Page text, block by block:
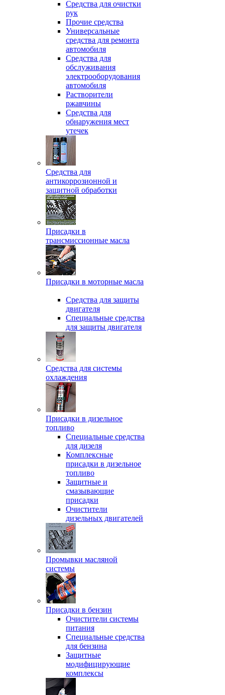
Средства для очистки
рук
Прочие средства
Универсальные
средства для ремонта
автомобиля
Средства для
обслуживания
электрооборудования
автомобиля
Растворители
ржавчины
Средства для
обнаружения мест
утечек
Средства для
антикоррозионной и
защитной обработки
Присадки в
трансмиссионные масла
Присадки в моторные масла
Средства для защиты
двигателя
Специальныe средства
для защиты двигателя
Средства для системы
охлаждения
Присадки в дизельное
топливо
Спeциальные средства
для дизеля
Комплексные
присадки в дизельное
топливо
Защитные и
смазывающие
присадки
Очистители
дизельных двигателей
Промывки масляной
системы
Присадки в бензин
Очистители системы
питания
Специальные срeдства
для бензина
Защитные
модифицирующие
комплексы